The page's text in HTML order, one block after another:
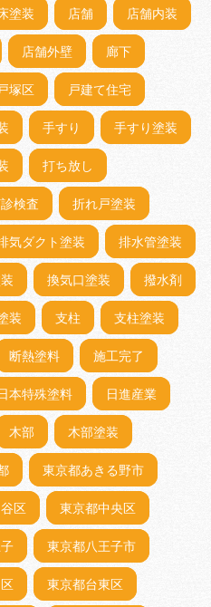
塗装 店舗 店舗内装
店舗外壁 廊下
戸塚区 戸建て住宅
手すり 手すり塗装
打ち放し
検査 折れ戸塗装
気ダクト塗装 排水管塗装
換気口塗装 撥水剤
装 支柱 支柱塗装
断熱塗料 施工完了
本特殊塗料 日進産業
木部 木部塗装
東京都あきる野市
区 東京都中央区
東京都八王子市
東京都台東区